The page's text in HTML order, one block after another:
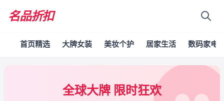
名品折扣
首页精选 大牌女装 美妆个护 居家生活 数码家电
全球大牌 限时狂欢